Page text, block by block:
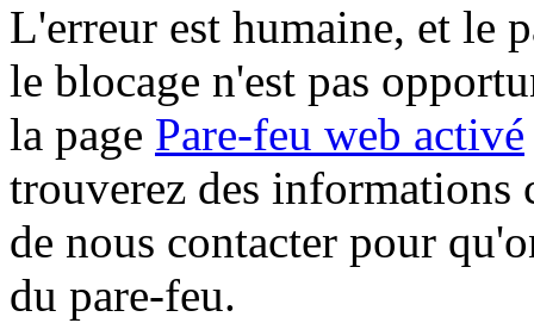
L'erreur est humaine, et le
le blocage n'est pas
la page Pare-feu web activé
trouverez des informations
de nous contacter pour
du pare-feu.